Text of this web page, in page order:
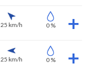
25 km/h 0 %
25 km/h 0 %